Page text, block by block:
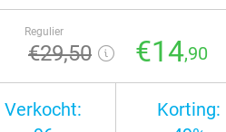
Regulier
€29,50 €14,90
Verkocht:
Korting: